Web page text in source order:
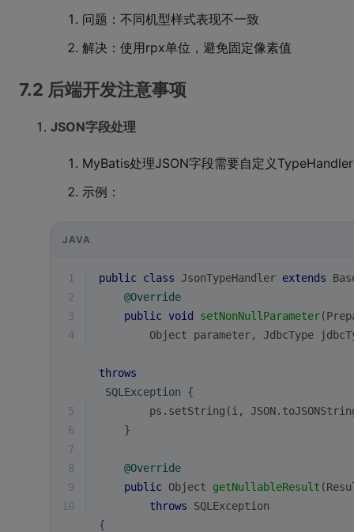
问题：不同机型样式表现不一致
解决：使用rpx单位，避免固定像素值
7.2 后端开发注意事项
JSON字段处理
MyBatis处理JSON字段需要自定义TypeHandler
示例：
JAVA
1 public class JsonTypeHandler extends
2
@Override
3
public void setNonNullParameter
4
Object parameter, JdbcType
throws
SQLException {
5
ps.setString(i,
6
    }
7
8
@Override
9
public Object getNullableResult
10
throws SQLException
{